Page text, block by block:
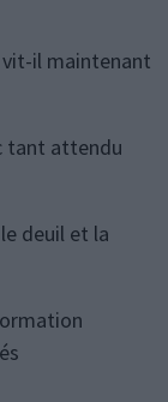
vit-il maintenant
tant attendu
deuil et la